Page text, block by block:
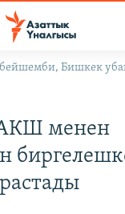
Бишкек
менен